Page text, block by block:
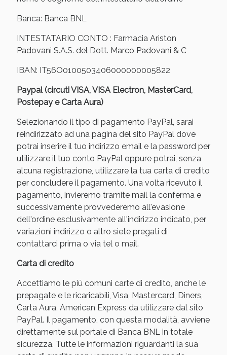
Banca: Banca BNL
INTESTATARIO CONTO : Farmacia Ariston
Padovani S.A.S. del Dott. Marco Padovani & C
IBAN: IT56O0100503406000000005822
Paypal (circuti VISA, VISA Electron, MasterCard,
Postepay e Carta Aura)
Selezionando il tipo di pagamento PayPal, sarai
reindirizzato ad una pagina del sito PayPal dove
potrai inserire il tuo indirizzo email e la password per
utilizzare il tuo conto PayPal oppure potrai, senza
alcuna registrazione, utilizzare la tua carta di credito
per concludere il pagamento. Una volta ricevuto il
pagamento, invieremo tramite mail la conferma e
successivamente provvederemo all'evasione
dell'ordine esclusivamente all'indirizzo indicato, per
variazioni indirizzo o altro siete pregati di
contattarci prima o via tel o mail.
Carta di credito
Accettiamo le più comuni carte di credito, anche le
prepagate e le ricaricabili, Visa, Mastercard, Diners,
Carta Aura, American Express da utilizzare dal sito
PayPal. Il pagamento, con questa modalità, avviene
direttamente sul portale di Banca BNL in totale
sicurezza. Tutte le informazioni riguardanti la sua
Benessere Intestinale: Sconto fino al 55% valido
oggi!